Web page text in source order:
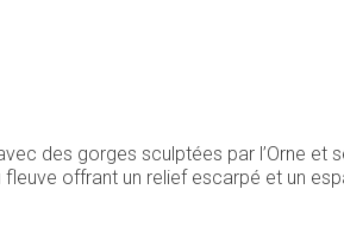
des gorges sculptées par l’Orne et
offrant un relief escarpé et un